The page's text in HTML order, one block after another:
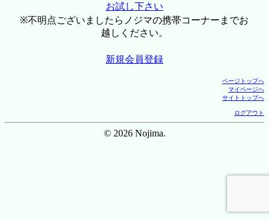
お試し下さい
※不明点ございましたらノジマの携帯コーナーまでお
越しください。
新規会員登録
ページトップへ
マイページへ
サイトトップへ
ログアウト
© 2026 Nojima.